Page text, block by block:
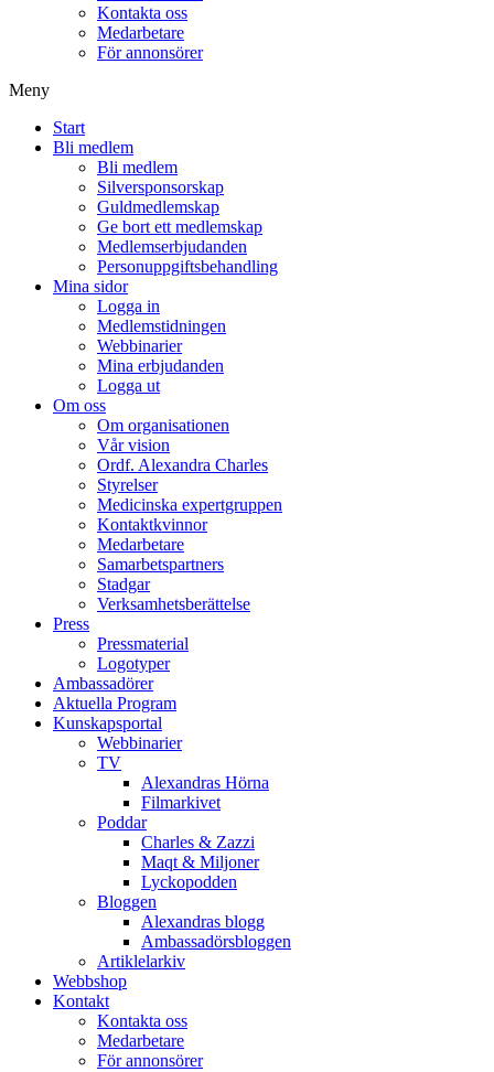
Kontakta oss
Medarbetare
För annonsörer
Meny
Start
Bli medlem
Bli medlem
Silversponsorskap
Guldmedlemskap
Ge bort ett medlemskap
Medlemserbjudanden
Personuppgiftsbehandling
Mina sidor
Logga in
Medlemstidningen
Webbinarier
Mina erbjudanden
Logga ut
Om oss
Om organisationen
Vår vision
Ordf. Alexandra Charles
Styrelser
Medicinska expertgruppen
Kontaktkvinnor
Medarbetare
Samarbetspartners
Stadgar
Verksamhetsberättelse
Press
Pressmaterial
Logotyper
Ambassadörer
Aktuella Program
Kunskapsportal
Webbinarier
TV
Alexandras Hörna
Filmarkivet
Poddar
Charles & Zazzi
Maqt & Miljoner
Lyckopodden
Bloggen
Alexandras blogg
Ambassadörsbloggen
Artiklelarkiv
Webbshop
Kontakt
Kontakta oss
Medarbetare
För annonsörer